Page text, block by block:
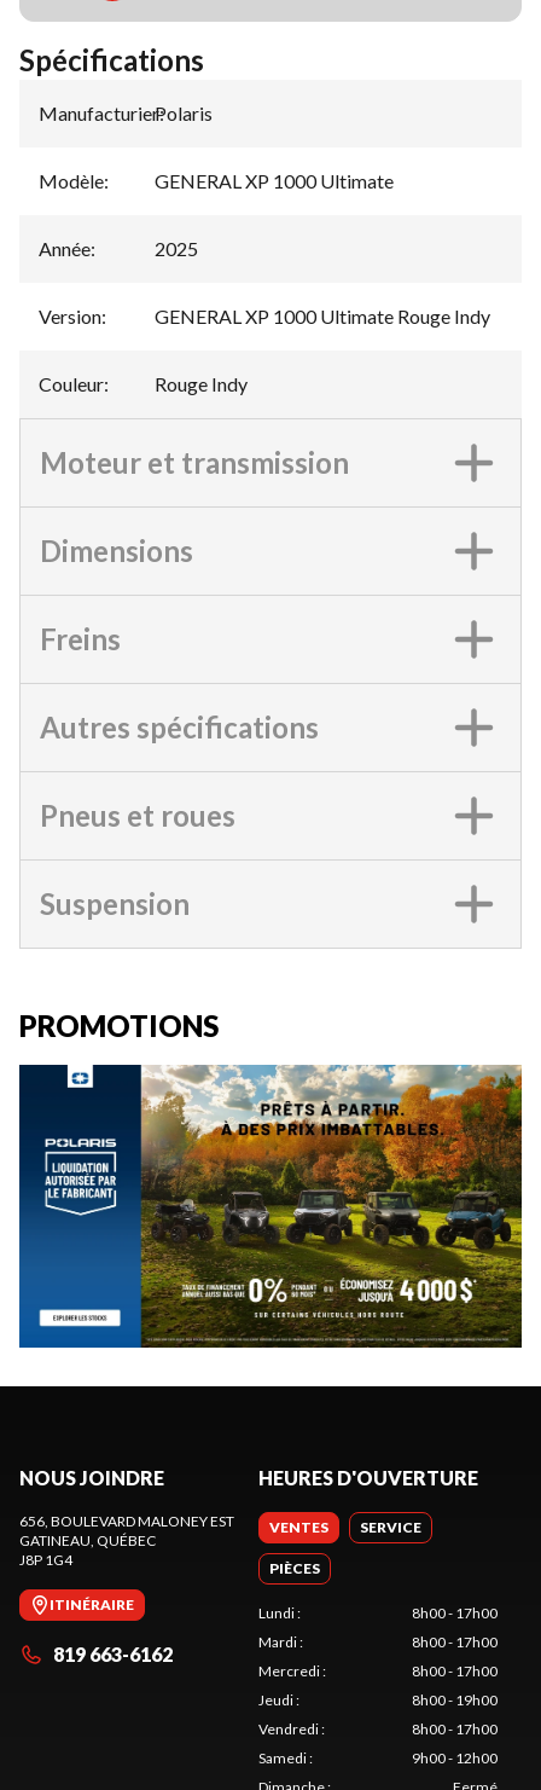
Spécifications
Manufacturier:
Polaris
Modèle: GENERAL XP 1000 Ultimate
Année: 2025
Version: GENERAL XP 1000 Ultimate Rouge Indy
Couleur: Rouge Indy
Moteur et transmission
Dimensions
Freins
Autres spécifications
Pneus et roues
Suspension
PROMOTIONS
NOUS JOINDRE
656, BOULEVARD MALONEY EST
GATINEAU, QUÉBEC
J8P 1G4
ITINÉRAIRE
819 663-6162
HEURES D'OUVERTURE
VENTES SERVICE
PIÈCES
Lundi:
8h00 - 17h00
Mardi:
8h00 - 17h00
Mercredi:
8h00 - 17h00
Jeudi:
8h00 - 19h00
Vendredi:
8h00 - 17h00
Samedi:
9h00 - 12h00